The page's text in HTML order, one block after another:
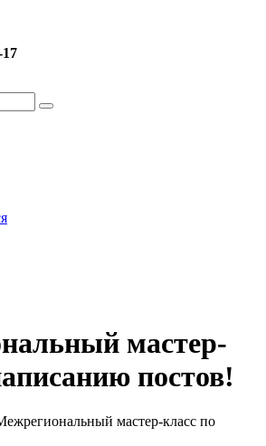
17
мастер-
постов!
мастер-класс по